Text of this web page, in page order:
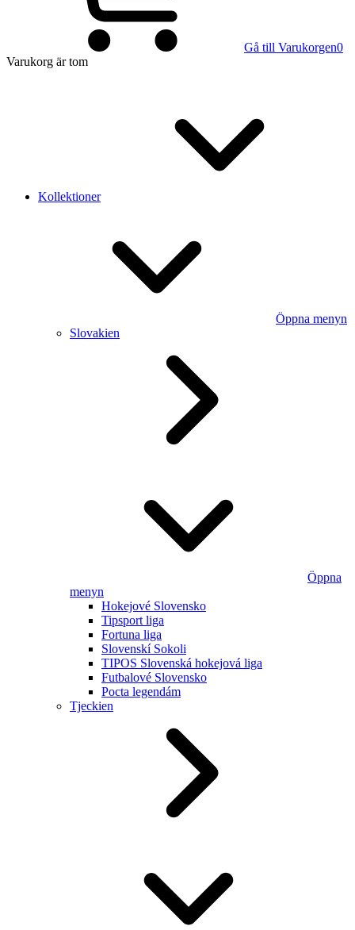
Gå till Varukorgen0
Varukorg är tom
Kollektioner
Öppna menyn
Slovakien
Öppna
menyn
Hokejové Slovensko
Tipsport liga
Fortuna liga
Slovenskí Sokoli
TIPOS Slovenská hokejová liga
Futbalové Slovensko
Pocta legendám
Tjeckien